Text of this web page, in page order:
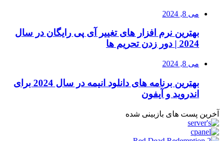
می 8, 2024
بهترین نرم افزار های تغییر آی پی رایگان در سال
2024 | دور زدن تحریم ها
می 8, 2024
بهترین برنامه های دانلود انیمه در سال 2024 برای
اندروید و آیفون
آخرین پست های بازبینی شده